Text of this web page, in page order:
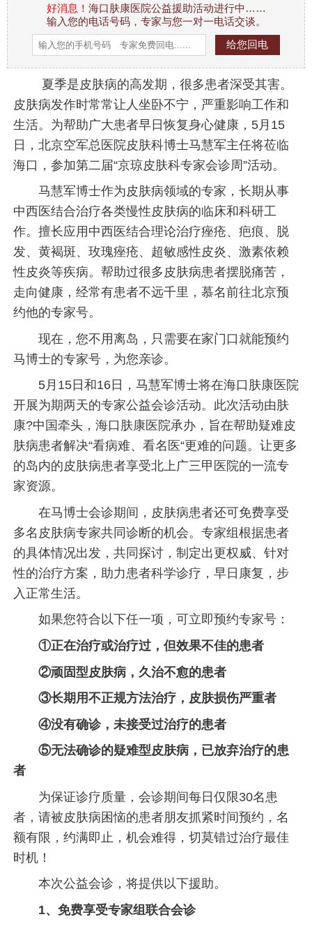
好消息！ 海口肤康医院公益援助活动进行中……
输入您的电话号码，专家与您一对一电话交谈。
夏季是皮肤病的高发期，很多患者深受其害。
皮肤病发作时常常让人坐卧不宁，严重影响工作和
生活。为帮助广大患者早日恢复身心健康，5月15
日，北京空军总医院皮肤科博士马慧军主任将莅临
海口，参加第二届“京琼皮肤科专家会诊周”活动。
马慧军博士作为皮肤病领域的专家，长期从事
中西医结合治疗各类慢性皮肤病的临床和科研工
作。擅长应用中西医结合理论治疗痤疮、疤痕、脱
发、黄褐斑、玫瑰痤疮、超敏感性皮炎、激素依赖
性皮炎等疾病。帮助过很多皮肤病患者摆脱痛苦，
走向健康，经常有患者不远千里，慕名前往北京预
约他的专家号。
现在，您不用离岛，只需要在家门口就能预约
马博士的专家号，为您亲诊。
5月15日和16日，马慧军博士将在海口肤康医院
开展为期两天的专家公益会诊活动。此次活动由肤
康?中国牵头，海口肤康医院承办，旨在帮助疑难皮
肤病患者解决“看病难、看名医“更难的问题。让更多
的岛内的皮肤病患者享受北上广三甲医院的一流专
家资源。
在马博士会诊期间，皮肤病患者还可免费享受
多名皮肤病专家共同诊断的机会。专家组根据患者
的具体情况出发，共同探讨，制定出更权威、针对
性的治疗方案，助力患者科学诊疗，早日康复，步
入正常生活。
如果您符合以下任一项，可立即预约专家号：
①正在治疗或治疗过，但效果不佳的患者
②顽固型皮肤病，久治不愈的患者
③长期用不正规方法治疗，皮肤损伤严重者
④没有确诊，未接受过治疗的患者
⑤无法确诊的疑难型皮肤病，已放弃治疗的患
者
为保证诊疗质量，会诊期间每日仅限30名患
者，请被皮肤病困恼的患者朋友抓紧时间预约，名
额有限，约满即止，机会难得，切莫错过治疗最佳
时机！
本次公益会诊，将提供以下援助。
1、免费享受专家组联合会诊